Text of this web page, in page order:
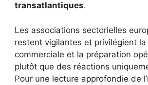
transatlantiques.
Les associations sectorielles
restent vigilantes et privilégient
commerciale et la préparation
plutôt que des réactions
Pour une lecture approfondie de